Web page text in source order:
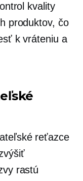
kvality
produktov, čo
k vráteniu a
reťazce
rastú